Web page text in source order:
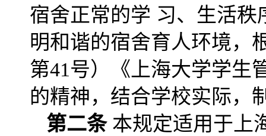
宿舍正常的学 习、生活
明和谐的宿舍育人环境，
第41号）《上海大学学生
的精神，结合学校实际，
第二条 本规定适用于上